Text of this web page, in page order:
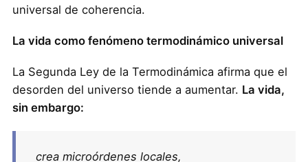
universal de coherencia.
La vida como fenómeno termodinámico universal
La Segunda Ley de la Termodinámica afirma que el
desorden del universo tiende a aumentar. La vida,
sin embargo:
crea microórdenes locales,